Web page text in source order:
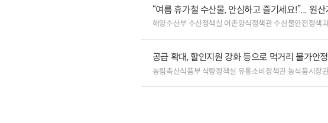
“여름 휴가철 수산물, 안심하고 즐기세요!”... 원
해양수산부 수산정책실 어촌양식정책관 수산물안전정책
공급 확대, 할인지원 강화 등으로 먹거리 물가안
농림축산식품부 식량정책실 유통소비정책관 농식품시장